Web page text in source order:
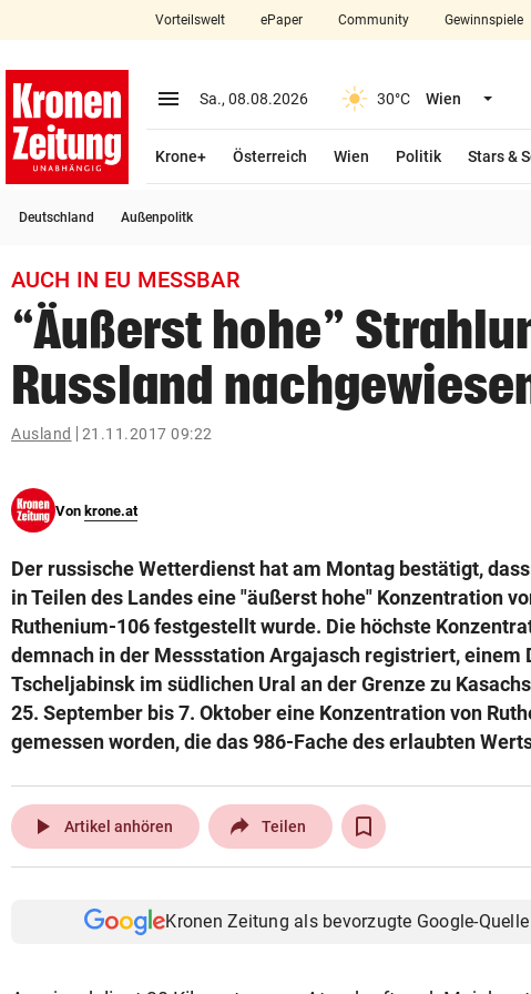
closeSchließen
account_circle Anmelden
arrow_right
bookmark
Suchbegriff
eingeben
© Krone Multimedia GmbH & Co KG 2026
Vorteilswelt ePaper Community Gewinnspiele
menu Menü aufklappen
Sa., 08.08.2026 30°C Wien Menü
Krone+ Österreich Wien Politik Stars &
Deutschland Außenpolitk
AUCH IN EU MESSBAR
“Äußerst hohe”
Russland
Ausland 21.11.2017 09:22
Von krone.at
Der russische Wetterdienst hat am Montag bestätigt,
in Teilen des Landes eine "äußerst hohe" Konzentration
Ruthenium-106 festgestellt wurde. Die höchste
demnach in der Messstation Argajasch registriert, einem
Tscheljabinsk im südlichen Ural an der Grenze zu
25. September bis 7. Oktober eine Konzentration von
gemessen worden, die das 986-Fache des erlaubten
play_arrow Artikel anhören Teilen
Kronen Zeitung als bevorzugte Google-